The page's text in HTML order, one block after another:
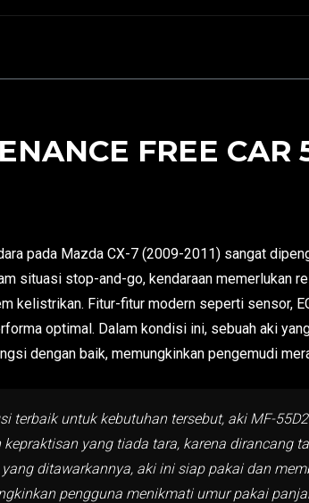
FREE
pada Mazda CX-7 (2009-2011) sangat
situasi stop-and-go, kendaraan memerlukan
kelistrikan. Fitur-fitur modern seperti sensor,
optimal. Dalam kondisi ini, sebuah aki
dengan baik, memungkinkan pengemudi
terbaik untuk kebutuhan tersebut, aki MF-
kepraktisan yang tiada tara, karena dirancang
ditawarkannya, aki ini siap pakai dan
pengguna menikmati umur pakai